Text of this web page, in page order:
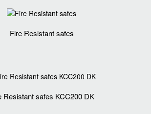
Fire Resistant safes
Resistant safes KCC200 DK